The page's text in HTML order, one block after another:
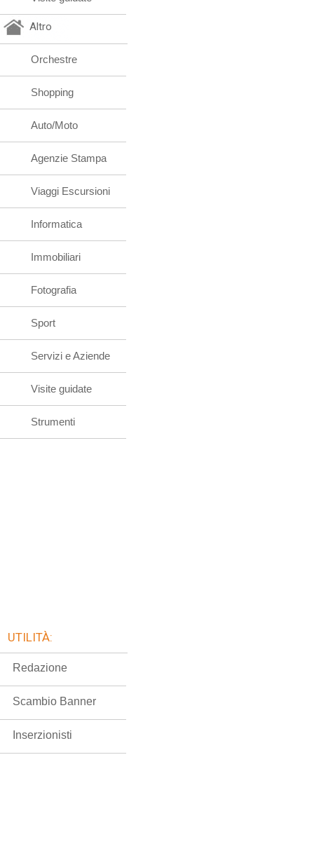
Altro
Orchestre
Shopping
Auto/Moto
Agenzie Stampa
Viaggi Escursioni
Informatica
Immobiliari
Fotografia
Sport
Servizi e Aziende
Visite guidate
Strumenti
UTILITÀ:
Redazione
Scambio Banner
Inserzionisti